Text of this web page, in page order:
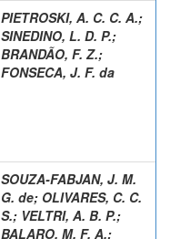
PIETROSKI, A. C. C. A.;
SINEDINO, L. D. P.;
BRANDÃO, F. Z.;
FONSECA, J. F. da
SOUZA-FABJAN, J. M.
G. de; OLIVARES, C. C.
S.; VELTRI, A. B. P.;
BALARO, M. F. A.;